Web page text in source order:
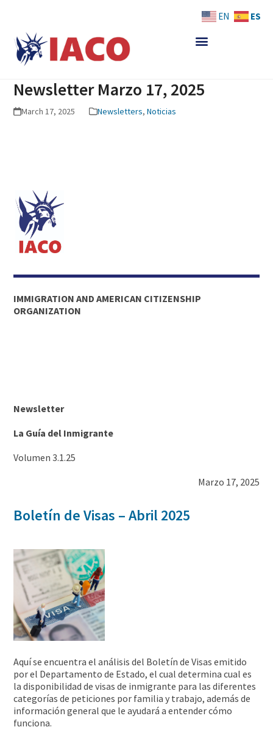
content
Newsletter Marzo 17, 2025
March 17, 2025 Newsletters, Noticias
IMMIGRATION AND AMERICAN CITIZENSHIP
ORGANIZATION
Newsletter
La Guía del Inmigrante
Volumen 3.1.25
Marzo 17, 2025
Boletín de Visas – Abril 2025
Aquí se encuentra el análisis del Boletín de Visas emitido
por el Departamento de Estado, el cual determina cual es
la disponibilidad de visas de inmigrante para las diferentes
categorías de peticiones por familia y trabajo, además de
información general que le ayudará a entender cómo
funciona.
EN ES